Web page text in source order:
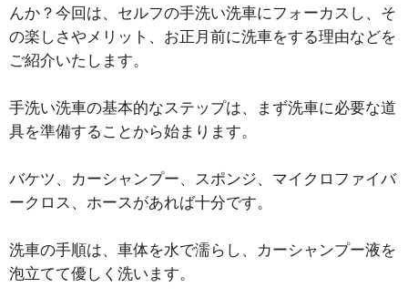
んか？今回は、セルフの手洗い洗車にフォーカスし、そ
の楽しさやメリット、お正月前に洗車をする理由などを
ご紹介いたします。
手洗い洗車の基本的なステップは、まず洗車に必要な道
具を準備することから始まります。
バケツ、カーシャンプー、スポンジ、マイクロファイバ
ークロス、ホースがあれば十分です。
洗車の手順は、車体を水で濡らし、カーシャンプー液を
泡立てて優しく洗います。